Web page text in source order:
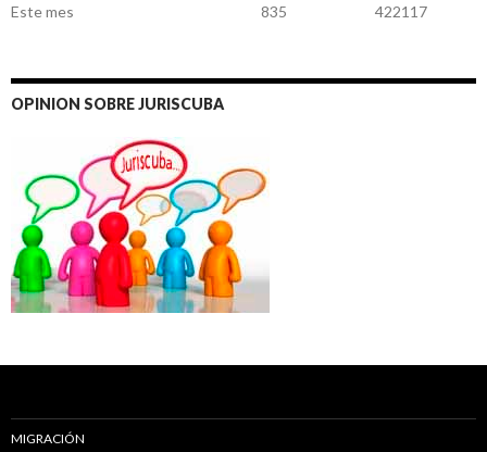
Este mes
835 422117
OPINION SOBRE JURISCUBA
MIGRACIÓN